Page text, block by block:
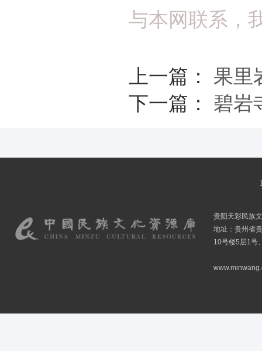
与本网联系，
上一篇： 果里
下一篇： 碧岩
贵阳天彩民族
地址：贵州省
10号楼5层1号